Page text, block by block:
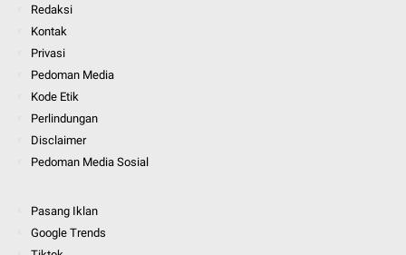
Redaksi
Kontak
Privasi
Pedoman Media
Kode Etik
Perlindungan
Disclaimer
Pedoman Media Sosial
Pasang Iklan
Google Trends